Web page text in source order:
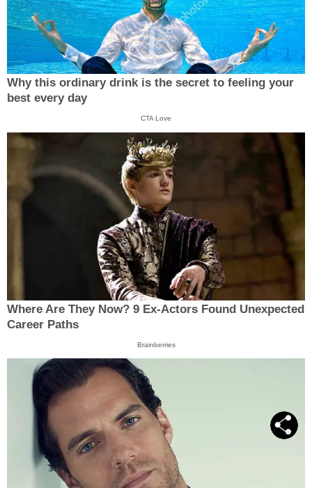
Why this ordinary drink is the secret to feeling your
best every day
CTA Love
Where Are They Now? 9 Ex-Actors Found Unexpected
Career Paths
Brainberries